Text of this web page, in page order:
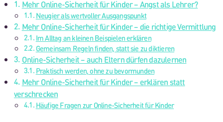
Mehr Online-Sicherheit für Kinder – Angst als Lehrer?
Neugier als wertvoller Ausgangspunkt
Mehr Online-Sicherheit für Kinder – die richtige Vermittlung
Im Alltag an kleinen Beispielen erklären
Gemeinsam Regeln finden, statt sie zu diktieren
Online-Sicherheit – auch Eltern dürfen dazulernen
Praktisch werden, ohne zu bevormunden
Mehr Online-Sicherheit für Kinder – erklären statt
verschrecken
Häufige Fragen zur Online-Sicherheit für Kinder